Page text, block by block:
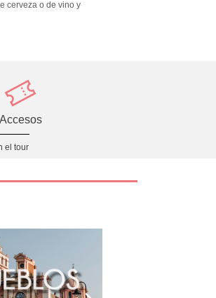
cerveza o de vino y
Accesos
el tour​